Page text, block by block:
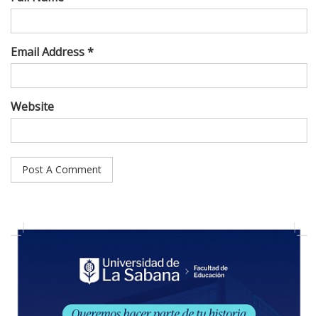
Email Address *
Website